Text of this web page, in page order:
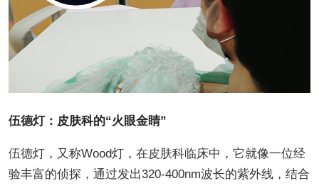
伍德灯：皮肤科的“火眼金睛”
伍德灯，又称Wood灯，在皮肤科临床中，它就像一位经
验丰富的侦探，通过发出320-400nm波长的紫外线，结合